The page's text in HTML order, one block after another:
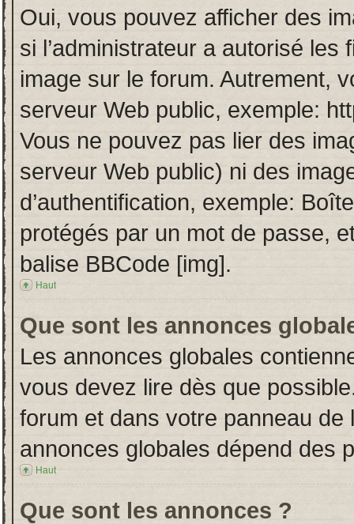
Oui, vous pouvez afficher des
si l’administrateur a autorisé
image sur le forum. Autrement,
serveur Web public, exemple:
Vous ne pouvez pas lier des
serveur Web public) ni des
d’authentification, exemple:
protégés par un mot de passe,
balise BBCode [img].
Haut
Que sont les annonces
Les annonces globales
vous devez lire dès que
forum et dans votre panneau de
annonces globales dépend des
Haut
Que sont les annonces ?